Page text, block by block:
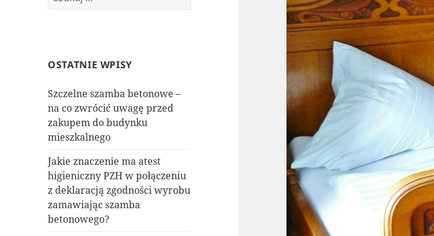
OSTATNIE WPISY
Szczelne szamba betonowe –
na co zwrócić uwagę przed
zakupem do budynku
mieszkalnego
Jakie znaczenie ma atest
higieniczny PZH w połączeniu
z deklaracją zgodności wyrobu
zamawiając szamba
betonowego?